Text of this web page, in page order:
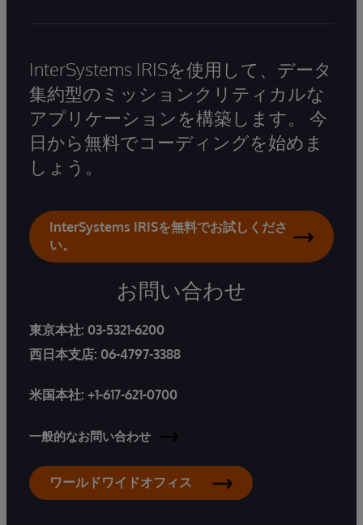
InterSystems IRISを使用して、データ
集約型のミッションクリティカルな
アプリケーションを構築します。 今
日から無料でコーディングを始めま
しょう。
InterSystems IRISを無料でお試しくださ
い。
お問い合わせ
東京本社: 03-5321-6200
西日本支店: 06-4797-3388
米国本社: +1-617-621-0700
一般的なお問い合わせ
ワールドワイドオフィス